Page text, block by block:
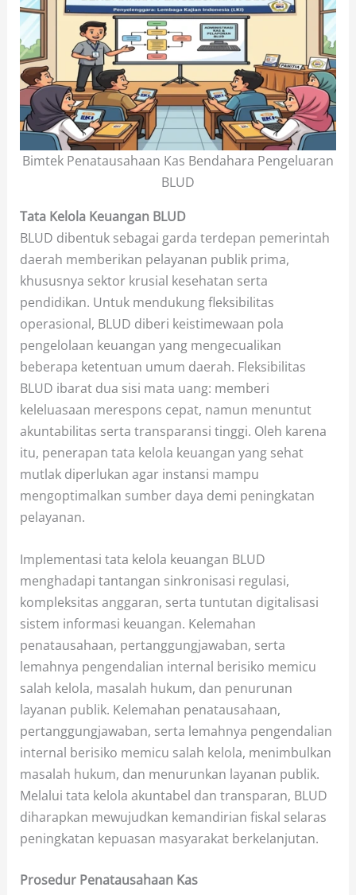
Bimtek Penatausahaan Kas Bendahara Pengeluaran
BLUD
Tata Kelola Keuangan BLUD
BLUD dibentuk sebagai garda terdepan pemerintah
daerah memberikan pelayanan publik prima,
khususnya sektor krusial kesehatan serta
pendidikan. Untuk mendukung fleksibilitas
operasional, BLUD diberi keistimewaan pola
pengelolaan keuangan yang mengecualikan
beberapa ketentuan umum daerah. Fleksibilitas
BLUD ibarat dua sisi mata uang: memberi
keleluasaan merespons cepat, namun menuntut
akuntabilitas serta transparansi tinggi. Oleh karena
itu, penerapan tata kelola keuangan yang sehat
mutlak diperlukan agar instansi mampu
mengoptimalkan sumber daya demi peningkatan
pelayanan.
Implementasi tata kelola keuangan BLUD
menghadapi tantangan sinkronisasi regulasi,
kompleksitas anggaran, serta tuntutan digitalisasi
sistem informasi keuangan. Kelemahan
penatausahaan, pertanggungjawaban, serta
lemahnya pengendalian internal berisiko memicu
salah kelola, masalah hukum, dan penurunan
layanan publik. Kelemahan penatausahaan,
pertanggungjawaban, serta lemahnya pengendalian
internal berisiko memicu salah kelola, menimbulkan
masalah hukum, dan menurunkan layanan publik.
Melalui tata kelola akuntabel dan transparan, BLUD
diharapkan mewujudkan kemandirian fiskal selaras
peningkatan kepuasan masyarakat berkelanjutan.
Prosedur Penatausahaan Kas